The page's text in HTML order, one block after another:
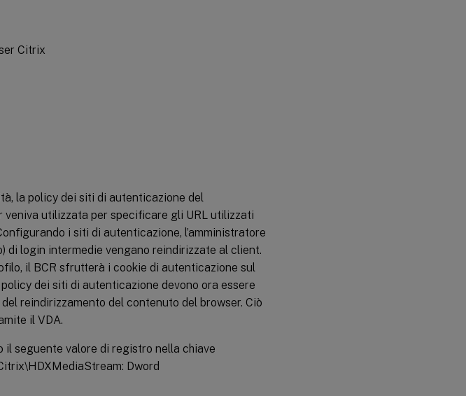
Citrix
la policy dei siti di autenticazione del
utilizzata per specificare gli URL utilizzati
i siti di autenticazione, l’amministratore
di login intermedie vengano reindirizzate al client.
il BCR sfrutterà i cookie di autenticazione sul
dei siti di autenticazione devono ora essere
reindirizzamento del contenuto del browser. Ciò
il VDA.
seguente valore di registro nella chiave
Dword